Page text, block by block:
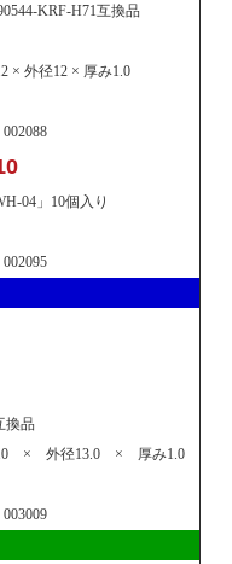
SDGs宣言
決及び持続
KRF-H71互換品
× 外径12 × 厚み1.0
04」10個入り
換品
8.0 × 外径13.0 × 厚み1.0